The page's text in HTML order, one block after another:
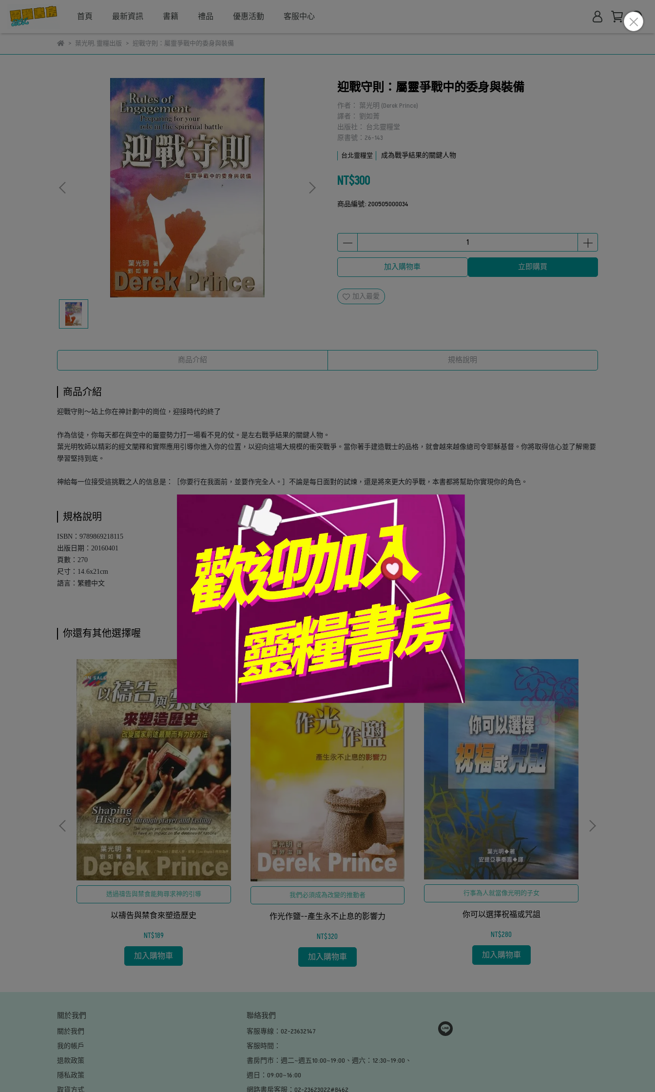
首頁 最新資訊 書籍 禮品 優惠活動 客服中心
葉光明, 靈糧出版 迎戰守則：屬靈爭戰中的委身與裝備
迎戰守則：屬靈爭戰中的委身與裝備
作者： 葉光明 (Derek Prince)
譯者： 劉如菁
出版社： 台北靈糧堂
原書號：26-143
台北靈糧堂 成為戰爭結果的關鍵人物
NT$300
商品編號: 200505000034
加入購物車 立即購買
加入最愛
商品介紹 規格說明
商品介紹
迎戰守則～站上你在神計劃中的崗位，迎接時代的終了
作為信徒，你每天都在與空中的屬靈勢力打一場看不見的仗。是左右戰爭結果的關鍵人物。
葉光明牧師以精彩的經文闡釋和實際應用引導你進入你的位置，以迎向這場大規模的衝突戰爭。當你著手建造戰士的品格，就會越來越像總司令耶穌基督。你將取得信心並了解需要
學習堅持到底。
神給每一位接受這挑戰之人的信息是：［你要行在我面前，並要作完全人。］不論是每日面對的試煉，還是將來更大的爭戰，本書都將幫助你實現你的角色。
規格說明
ISBN：9789869218115
出版日期：20160401
頁數：270
尺寸：14.6x21cm
語言：繁體中文
你還有其他選擇喔
透過禱告與禁食能夠尋求神的引導
以禱告與禁食來塑造歷史
NT$189
加入購物車
我們必須成為改變的推動者
作光作鹽--產生永不止息的影響力
NT$320
加入購物車
行事為人就當像光明的子女
你可以選擇祝福或咒詛
NT$280
加入購物車
關於我們
關於我們
我的帳戶
退款政策
隱私政策
取貨方式
聯絡我們
客服專線：02-23632147
客服時間：
書房門市：週二~週五10:00~19:00、週六：12:30~19:00、
週日：09:00~16:00
網路書房客服：02-23623022#8462